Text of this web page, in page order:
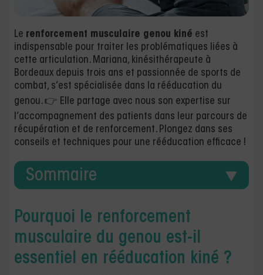
Le renforcement musculaire genou kiné est
indispensable pour traiter les problématiques liées à
cette articulation. Mariana, kinésithérapeute à
Bordeaux depuis trois ans et passionnée de sports de
combat, s’est spécialisée dans la rééducation du
genou. 👉 Elle partage avec nous son expertise sur
l’accompagnement des patients dans leur parcours de
récupération et de renforcement. Plongez dans ses
conseils et techniques pour une rééducation efficace !
Sommaire
Pourquoi le renforcement
musculaire du genou est-il
essentiel en rééducation kiné ?